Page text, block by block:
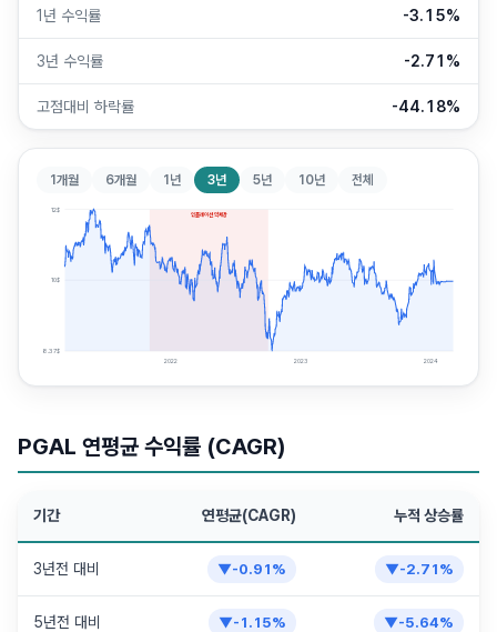
1년 수익률 -3.15%
3년 수익률 -2.71%
고점대비 하락률 -44.18%
1개월 6개월 1년 3년 5년 10년 전체
인플레이션 약세장
12$
10$
8.37$
2022 2023 2024
PGAL 연평균 수익률 (CAGR)
기간 연평균(CAGR) 누적 상승률
3년전 대비 ▼-0.91 % ▼-2.71 %
5년전 대비 ▼-1.15% ▼-5.64%